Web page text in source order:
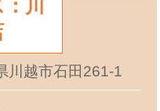
川
越市石田261-1